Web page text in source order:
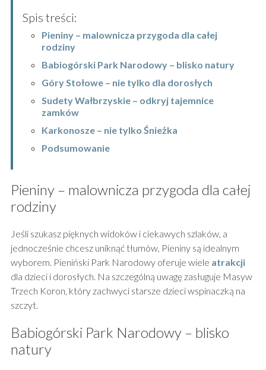
Spis treści:
Pieniny – malownicza przygoda dla całej
rodziny
Babiogórski Park Narodowy – blisko natury
Góry Stołowe – nie tylko dla dorosłych
Sudety Wałbrzyskie – odkryj tajemnice
zamków
Karkonosze – nie tylko Śnieżka
Podsumowanie
Pieniny – malownicza przygoda dla całej
rodziny
Jeśli szukasz pięknych widoków i ciekawych szlaków, a
jednocześnie chcesz uniknąć tłumów, Pieniny są idealnym
wyborem. Pieniński Park Narodowy oferuje wiele atrakcji
dla dzieci i dorosłych. Na szczególną uwagę zasługuje Masyw
Trzech Koron, który zachwyci starsze dzieci wspinaczką na
szczyt.
Babiogórski Park Narodowy – blisko
natury